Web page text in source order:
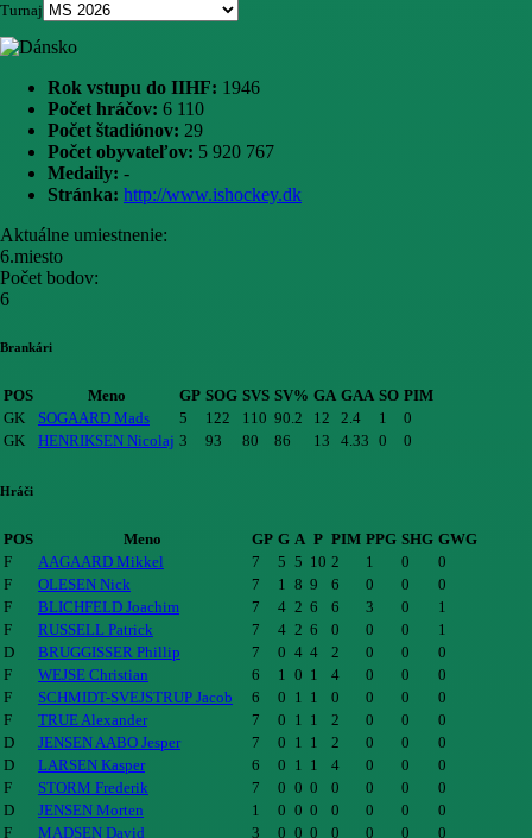
Turnaj
Rok vstupu do IIHF: 1946
Počet hráčov: 6 110
Počet štadiónov: 29
Počet obyvateľov: 5 920 767
Medaily: -
Stránka: http://www.ishockey.dk
Aktuálne umiestnenie:
6.miesto
Počet bodov:
6
Brankári
POS Meno GP SOG SVS SV% GA GAA SO PIM
GK
SOGAARD Mads 5 122 110 90.2 12 2.4 1
0
GK
HENRIKSEN Nicolaj 3 93 80 86 13 4.33 0 0
Hráči
POS Meno GP G A P PIM PPG SHG GWG
F
AAGAARD Mikkel 7 5 5 10 2 1 0
0
F
OLESEN Nick 7 1 8 9 6 0 0
0
F
BLICHFELD Joachim 7 4 2 6 6 3 0
1
F
RUSSELL Patrick 7 4 2 6 0 0 0
1
D
BRUGGISSER Phillip 7 0 4 4 2 0 0
0
F
WEJSE Christian 6 1 0 1 4 0 0
0
F
SCHMIDT-SVEJSTRUP Jacob 6 0 1 1 0 0 0
0
F
TRUE Alexander 7 0 1 1 2 0 0
0
D
JENSEN AABO Jesper 7 0 1 1 2 0 0
0
D
LARSEN Kasper 6 0 1 1 4 0 0
0
F
STORM Frederik 7 0 0 0 0 0 0
0
D
JENSEN Morten 1 0 0 0 0 0 0
0
F
MADSEN David 3 0 0 0 0 0 0 0